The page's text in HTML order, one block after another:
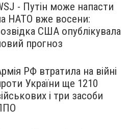
- Путін може напасти
НАТО вже восени:
США опублікувала
прогноз
РФ втратила на війні
України ще 1210
і три засоби